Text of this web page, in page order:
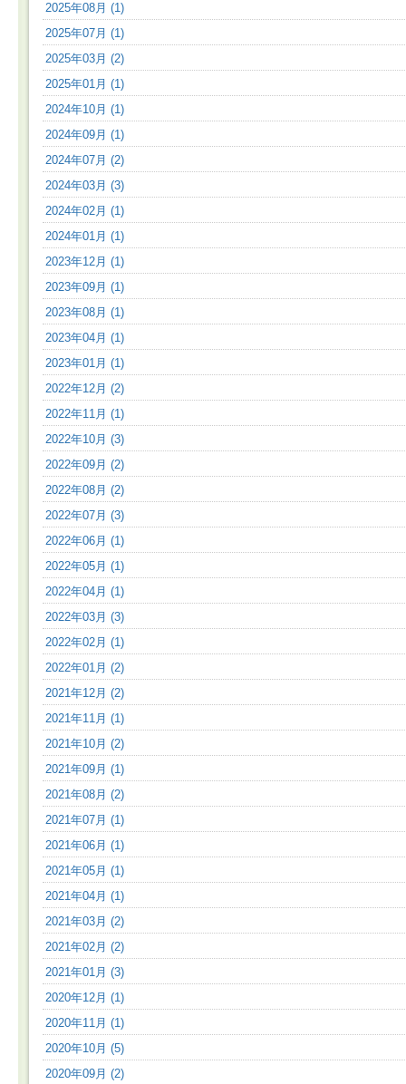
2025年08月 (1)
2025年07月 (1)
2025年03月 (2)
2025年01月 (1)
2024年10月 (1)
2024年09月 (1)
2024年07月 (2)
2024年03月 (3)
2024年02月 (1)
2024年01月 (1)
2023年12月 (1)
2023年09月 (1)
2023年08月 (1)
2023年04月 (1)
2023年01月 (1)
2022年12月 (2)
2022年11月 (1)
2022年10月 (3)
2022年09月 (2)
2022年08月 (2)
2022年07月 (3)
2022年06月 (1)
2022年05月 (1)
2022年04月 (1)
2022年03月 (3)
2022年02月 (1)
2022年01月 (2)
2021年12月 (2)
2021年11月 (1)
2021年10月 (2)
2021年09月 (1)
2021年08月 (2)
2021年07月 (1)
2021年06月 (1)
2021年05月 (1)
2021年04月 (1)
2021年03月 (2)
2021年02月 (2)
2021年01月 (3)
2020年12月 (1)
2020年11月 (1)
2020年10月 (5)
2020年09月 (2)